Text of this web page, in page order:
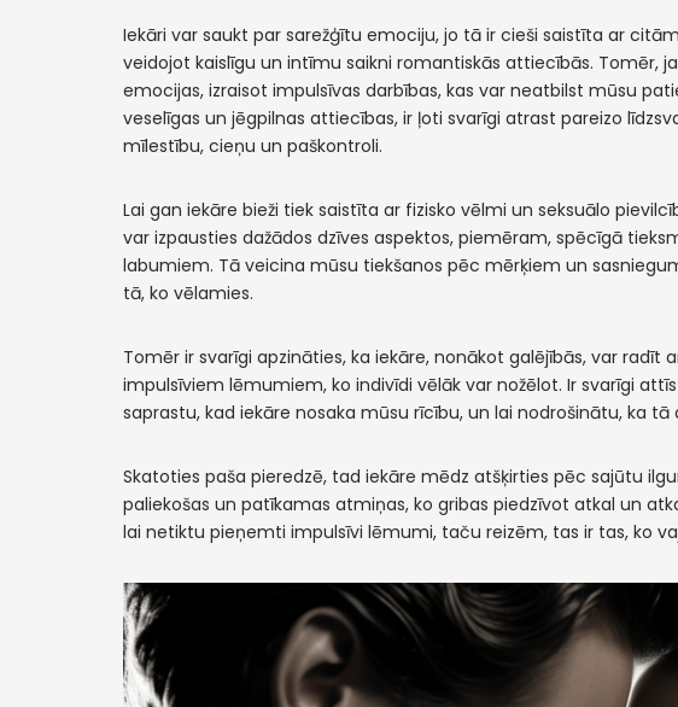
Iekāri var saukt par sarežģītu emociju, jo tā ir cieši saistīta ar
veidojot kaislīgu un intīmu saikni romantiskās attiecībās. Tomēr,
emocijas, izraisot impulsīvas darbības, kas var neatbilst mūsu
veselīgas un jēgpilnas attiecības, ir ļoti svarīgi atrast pareizo
mīlestību, cieņu un paškontroli.
Lai gan iekāre bieži tiek saistīta ar fizisko vēlmi un seksuālo
var izpausties dažādos dzīves aspektos, piemēram, spēcīgā
labumiem. Tā veicina mūsu tiekšanos pēc mērķiem un
tā, ko vēlamies.
Tomēr ir svarīgi apzināties, ka iekāre, nonākot galējībās, var radīt
impulsīviem lēmumiem, ko indivīdi vēlāk var nožēlot. Ir svarīgi
saprastu, kad iekāre nosaka mūsu rīcību, un lai nodrošinātu, ka
Skatoties paša pieredzē, tad iekāre mēdz atšķirties pēc sajūtu
paliekošas un patīkamas atmiņas, ko gribas piedzīvot atkal un
lai netiktu pieņemti impulsīvi lēmumi, taču reizēm, tas ir tas, ko